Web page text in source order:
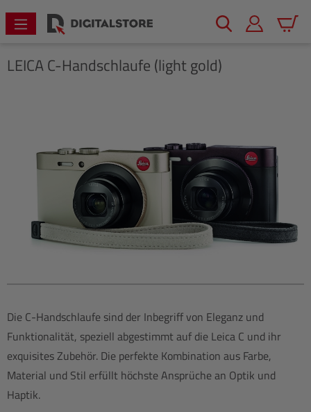
springen
LEICAC-Handschlaufe (light gold)
Die C-Handschlaufe sind der Inbegriff von Eleganz und
Funktionalität, speziell abgestimmt auf die Leica C und ihr
exquisites Zubehör. Die perfekte Kombination aus Farbe,
Material und Stil erfüllt höchste Ansprüche an Optik und
Haptik.